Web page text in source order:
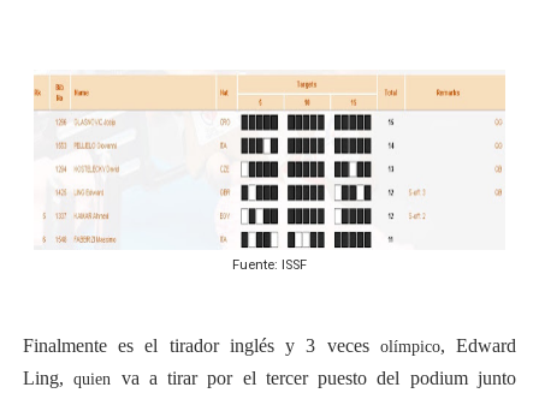
Fuente: ISSF
Finalmente es el tirador inglés y 3 veces olímpico, Edward
Ling,quien va a tirar por el tercer puesto del podium junto